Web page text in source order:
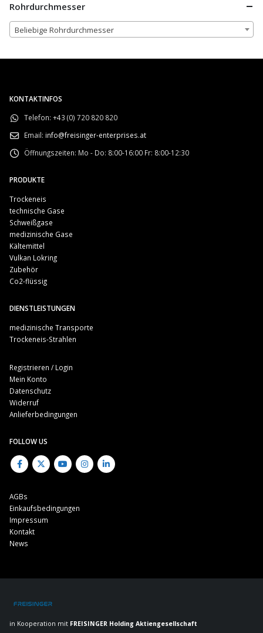
Rohrdurchmesser
Beliebige Rohrdurchmesser
KONTAKTINFOS
Telefon: +43 (0) 720 820 820
Email: info@freisinger-enterprises.at
Öffnungszeiten: Mo - Do: 8:00-16:00 Fr: 8:00-12:30
PRODUKTE
Trockeneis
technische Gase
Schweißgase
medizinische Gase
Kältemittel
Vulkan Lokring
Zubehör
Co2-flüssig
DIENSTLEISTUNGEN
medizinische Transporte
Trockeneis-Strahlen
Registrieren / Login
Mein Konto
Datenschutz
Widerruf
Anlieferbedingungen
FOLLOW US
AGBs
Einkaufsbedingungen
Impressum
Kontakt
News
in Kooperation mit FREISINGER Holding Aktiengesellschaft